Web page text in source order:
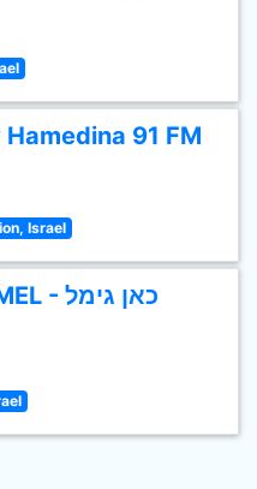
Hamedina 91 FM
Israel
KAN GIMMEL - כאן גימל